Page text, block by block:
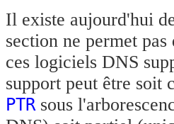
Il existe aujourd'hui
section ne permet
ces logiciels DNS
support peut être soit
PTRsous